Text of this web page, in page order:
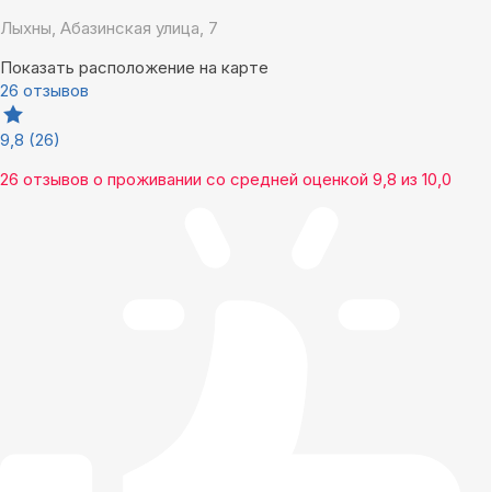
Лыхны, Абазинская улица, 7
Показать расположение на карте
26 отзывов
9,8 (26)
26 отзывов о проживании со средней оценкой 9,8 из 10,0